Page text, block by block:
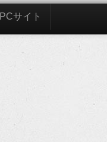
PCサイト